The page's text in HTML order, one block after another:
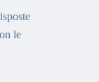
le